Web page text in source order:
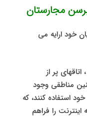
مجارستان
خود ارایه می
پر از
مناطقی وجود
استفاده کنند، که
را فراهم